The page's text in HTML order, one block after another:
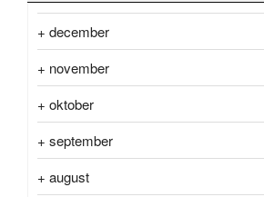
+ december
+ november
+ oktober
+ september
+ august